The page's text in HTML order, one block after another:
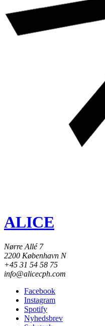
ALICE
Nørre Allé 7
2200 København N
+45 31 54 58 75
info@alicecph.com
Facebook
Instagram
Spotify
Nyhedsbrev